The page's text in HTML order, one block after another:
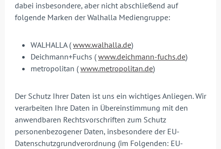
dabei insbesondere, aber nicht abschließend auf
folgende Marken der Walhalla Mediengruppe:
WALHALLA (www.walhalla.de)
Deichmann+Fuchs (www.deichmann-fuchs.de)
metropolitan (www.metropolitan.de)
Der Schutz Ihrer Daten ist uns ein wichtiges Anliegen. Wir
verarbeiten Ihre Daten in Übereinstimmung mit den
anwendbaren Rechtsvorschriften zum Schutz
personenbezogener Daten, insbesondere der EU-
Datenschutzgrundverordnung (im Folgenden: EU-